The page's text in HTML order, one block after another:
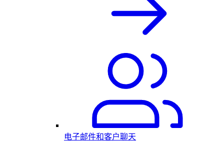
电子邮件和客户聊天